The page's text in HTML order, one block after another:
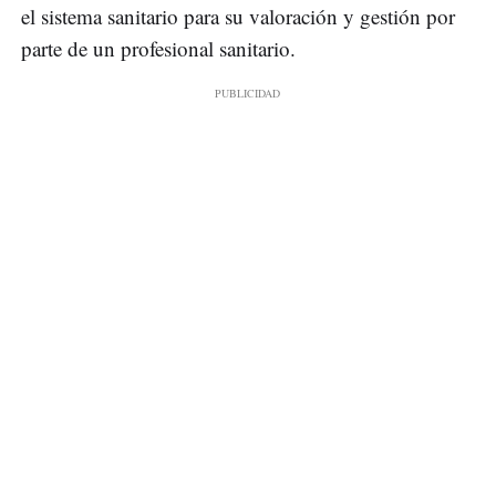
el sistema sanitario para su valoración y gestión por
parte de un profesional sanitario.